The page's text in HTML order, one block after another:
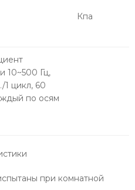
Кпа
10~500 Гц,
1 цикл, 60
по осям
при комнатной